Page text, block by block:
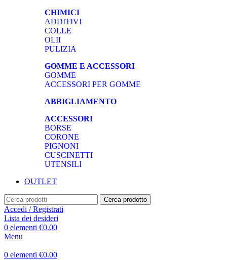
CHIMICI
ADDITIVI
COLLE
OLII
PULIZIA
GOMME E ACCESSORI
GOMME
ACCESSORI PER GOMME
ABBIGLIAMENTO
ACCESSORI
BORSE
CORONE
PIGNONI
CUSCINETTI
UTENSILI
OUTLET
Cerca prodotto
Accedi / Registrati
Lista dei desideri
0 elementi €0.00
Menu
0 elementi €0.00